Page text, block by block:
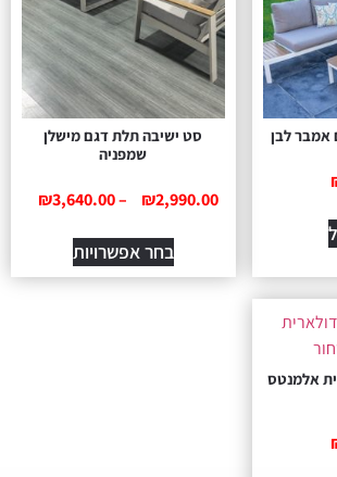
אמבר לבן
סט ישיבה תלת דגם מישלן
שמפניה
₪2,990.00
–
₪3,640.00
בחר אפשרויות
אלמנטס